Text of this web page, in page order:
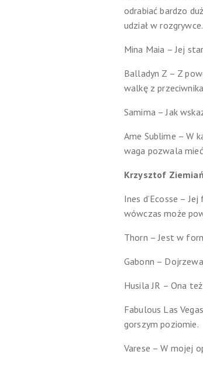
odrabiać bardzo
udział w rozgrywce.
Mina Maia – Jej
Balladyn Z – Z
walkę z
Samima – Jak
Ame Sublime – W
waga pozwala
Krzysztof
Ines d’Ecosse –
wówczas może
Thorn – Jest w
Gabonn –
Husila JR – Ona
Fabulous Las
gorszym poziomie.
Varese – W mojej